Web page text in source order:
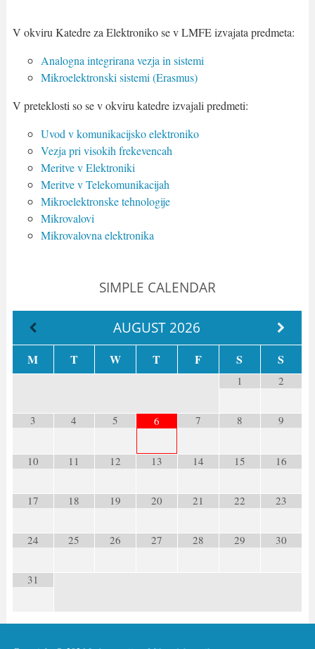
V okviru Katedre za Elektroniko se v LMFE izvajata predmeta:
Analogna integrirana vezja in sistemi
Mikroelektronski sistemi (Erasmus)
V preteklosti so se v okviru katedre izvajali predmeti:
Uvod v komunikacijsko elektroniko
Vezja pri visokih frekevencah
Meritve v Elektroniki
Meritve v Telekomunikacijah
Mikroelektronske tehnologije
Mikrovalovi
Mikrovalovna elektronika
SIMPLE CALENDAR
AUGUST 2026
M T W T F S S
1 2
3 4 5 6 7 8 9
10 11 12 13 14 15 16
17 18 19 20 21 22 23
24 25 26 27 28 29 30
31